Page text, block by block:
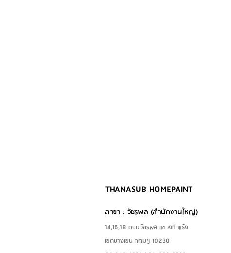
THANASUB HOMEPAINT
สาขา : วัชรพล (สำนักงานใหญ่)
14,16,18 ถนนวัชรพล แขวงท่าแร้ง
เขตบางเขน กทมฯ 10230